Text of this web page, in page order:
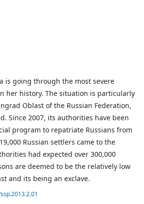
is going through the most severe
her history. The situation is particularly
Oblast of the Russian Federation,
Since 2007, its authorities have been
program to repatriate Russians from
Russian settlers came to the
had expected over 300,000
are deemed to be the relatively low
and its being an exclave.